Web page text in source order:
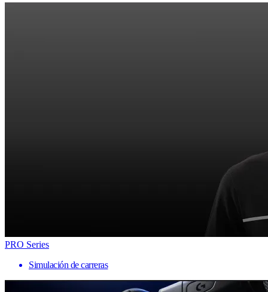
PRO Series
Simulación de carreras